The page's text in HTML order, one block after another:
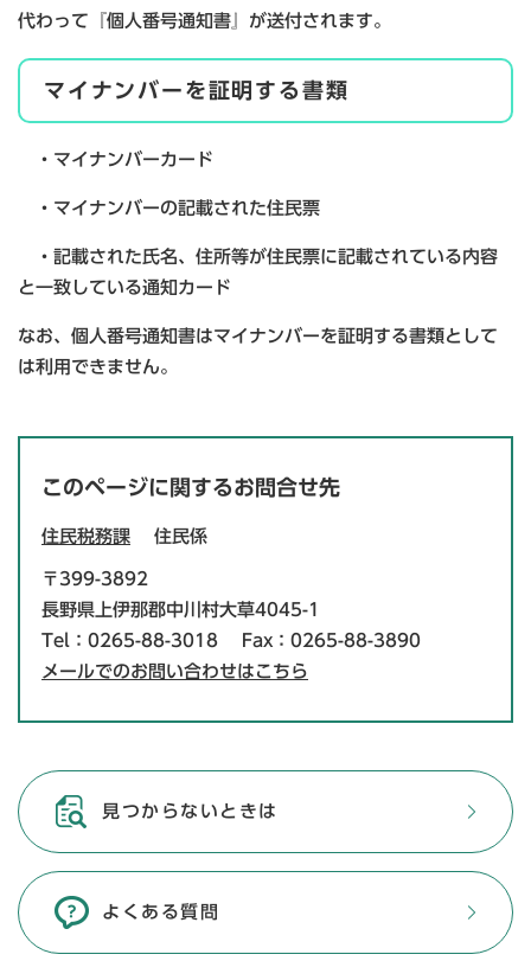
代わって『個人番号通知書』が送付されます。
マイナンバーを証明する書類
・マイナンバーカード
・マイナンバーの記載された住民票
・記載された氏名、住所等が住民票に記載されている内容
と一致している通知カード
なお、個人番号通知書はマイナンバーを証明する書類として
は利用できません。
このページに関するお問合せ先
住民税務課 住民係
〒399-3892
長野県上伊那郡中川村大草4045-1
Tel：0265-88-3018
Fax：0265-88-3890
メールでのお問い合わせはこちら
見つからないときは
よくある質問